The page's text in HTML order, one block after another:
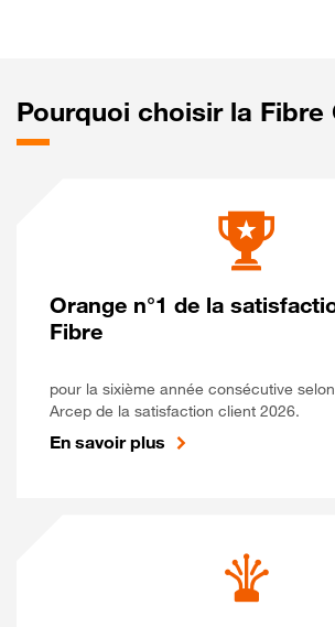
Pourquoi choisir la Fibre
Orange n°1 de la
Fibre
pour la sixième année consécutive
Arcep de la satisfaction client 2026.
En savoir plus